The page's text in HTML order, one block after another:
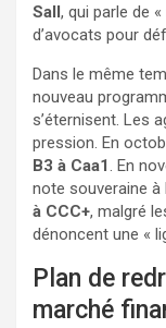
Sall, qui parle de
d’avocats pour
Dans le même
nouveau
s’éternisent. Les
pression. En
B3 à Caa1. En
note souveraine à
à CCC+, malgré
dénoncent une «
Plan de
marché